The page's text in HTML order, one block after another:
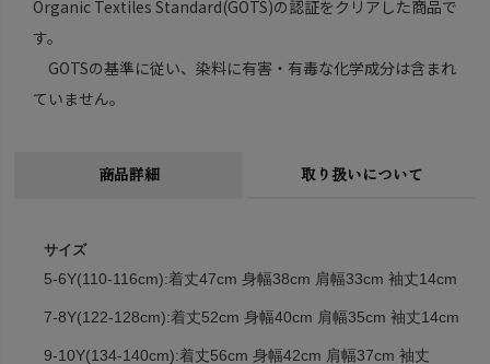
Organic Textiles Standard(GOTS)の認証をクリアした商品で
す。
GOTSの基準に従い、染料に有害・有毒な化学成分は含まれ
ていません。
商品詳細 取り扱いについて
サイズ
5-6Y(110-116cm):着丈47cm 身幅38cm 肩幅33cm 袖丈14cm
7-8Y(122-128cm):着丈52cm 身幅40cm 肩幅35cm 袖丈14cm
9-10Y(134-140cm):着丈56cm 身幅42cm 肩幅37cm 袖丈